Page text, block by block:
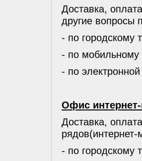
Доставка,
другие вопросы
- по городскому
- по мобильному
- по
Офис
Доставка,
рядов(интернет-
- по городскому